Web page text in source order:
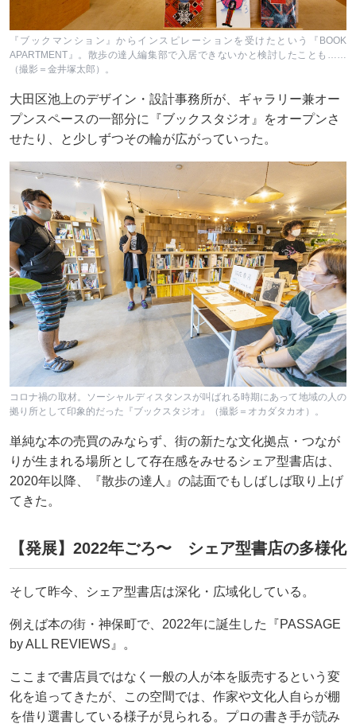
『ブックマンション』からインスピレーションを受けたという『BOOK
APARTMENT』。散歩の達人編集部で入居できないかと検討したことも……
（撮影＝金井塚太郎）。
大田区池上のデザイン・設計事務所が、ギャラリー兼オー
プンスペースの一部分に『ブックスタジオ』をオープンさ
せたり、と少しずつその輪が広がっていった。
コロナ禍の取材。ソーシャルディスタンスが叫ばれる時期にあって地域の人の
拠り所として印象的だった『ブックスタジオ』（撮影＝オカダタカオ）。
単純な本の売買のみならず、街の新たな文化拠点・つなが
りが生まれる場所として存在感をみせるシェア型書店は、
2020年以降、『散歩の達人』の誌面でもしばしば取り上げ
てきた。
【発展】2022年ごろ〜 シェア型書店の多様化
そして昨今、シェア型書店は深化・広域化している。
例えば本の街・神保町で、2022年に誕生した『PASSAGE
by ALL REVIEWS』。
ここまで書店員ではなく一般の人が本を販売するという変
化を追ってきたが、この空間では、作家や文化人自らが棚
を借り選書している様子が見られる。プロの書き手が読み